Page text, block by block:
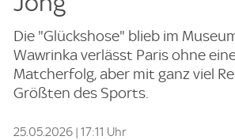
Die "Glückshose" blieb im
Wawrinka verlässt Paris ohne
Matcherfolg, aber mit ganz viel
Größten des Sports.
25.05.2026 | 17:11 Uhr